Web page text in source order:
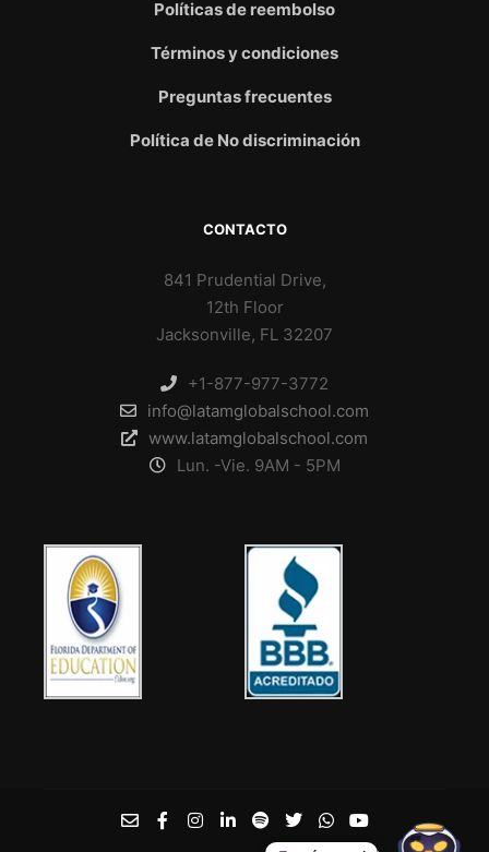
Políticas de reembolso
Términos y condiciones
Preguntas frecuentes
Política de No discriminación
CONTACTO
841 Prudential Drive,
12th Floor
Jacksonville, FL 32207
+1-877-977-3772
info@latamglobalschool.com
www.latamglobalschool.com
Lun. -Vie. 9AM - 5PM